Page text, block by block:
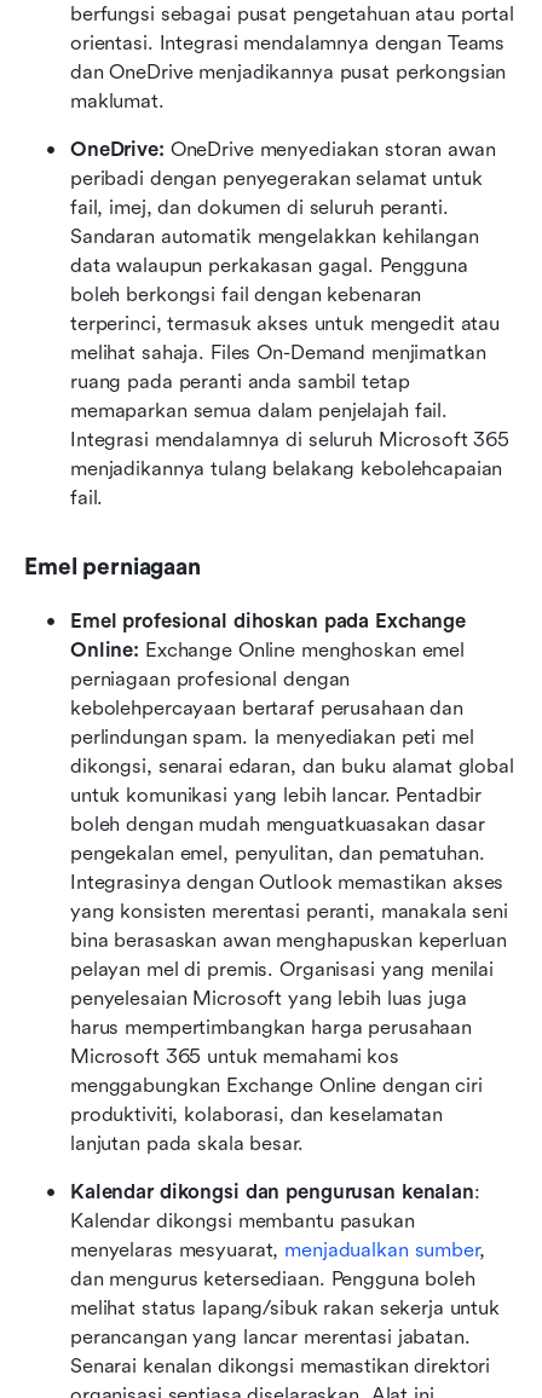
berfungsi sebagai pusat pengetahuan atau portal
orientasi. Integrasi mendalamnya dengan Teams
dan OneDrive menjadikannya pusat perkongsian
maklumat.
OneDrive: OneDrive menyediakan storan awan
peribadi dengan penyegerakan selamat untuk
fail, imej, dan dokumen di seluruh peranti.
Sandaran automatik mengelakkan kehilangan
data walaupun perkakasan gagal. Pengguna
boleh berkongsi fail dengan kebenaran
terperinci, termasuk akses untuk mengedit atau
melihat sahaja. Files On-Demand menjimatkan
ruang pada peranti anda sambil tetap
memaparkan semua dalam penjelajah fail.
Integrasi mendalamnya di seluruh Microsoft 365
menjadikannya tulang belakang kebolehcapaian
fail.
Emel perniagaan
Emel profesional dihoskan pada Exchange
Online: Exchange Online menghoskan emel
perniagaan profesional dengan
kebolehpercayaan bertaraf perusahaan dan
perlindungan spam. Ia menyediakan peti mel
dikongsi, senarai edaran, dan buku alamat global
untuk komunikasi yang lebih lancar. Pentadbir
boleh dengan mudah menguatkuasakan dasar
pengekalan emel, penyulitan, dan pematuhan.
Integrasinya dengan Outlook memastikan akses
yang konsisten merentasi peranti, manakala seni
bina berasaskan awan menghapuskan keperluan
pelayan mel di premis. Organisasi yang menilai
penyelesaian Microsoft yang lebih luas juga
harus mempertimbangkan harga perusahaan
Microsoft 365 untuk memahami kos
menggabungkan Exchange Online dengan ciri
produktiviti, kolaborasi, dan keselamatan
lanjutan pada skala besar.
Kalendar dikongsi dan pengurusan kenalan:
Kalendar dikongsi membantu pasukan
menyelaras mesyuarat, menjadualkan sumber,
dan mengurus ketersediaan. Pengguna boleh
melihat status lapang/sibuk rakan sekerja untuk
perancangan yang lancar merentasi jabatan.
Senarai kenalan dikongsi memastikan direktori